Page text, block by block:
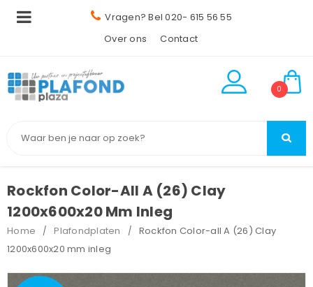
Vragen? Bel 020- 615 56 55
Over ons
Contact
0
Rockfon Color-All A (26) Clay
1200x600x20 Mm Inleg
Home / Plafondplaten /
Rockfon Color-all A (26) Clay
1200x600x20 mm inleg